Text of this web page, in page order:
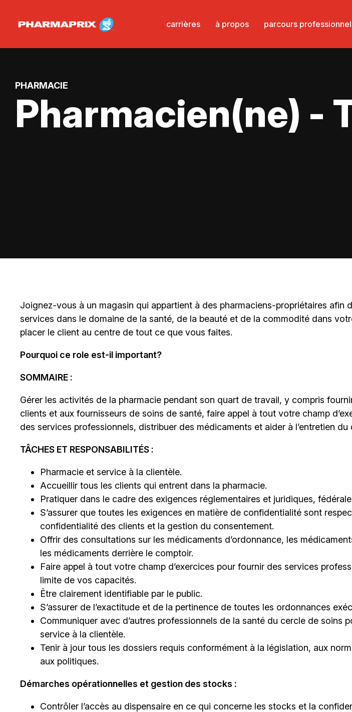
carrières à propos parcours
PHARMACIE
Pharmacien(ne) -
Joignez-vous à un magasin qui appartient à des pharmaciens-propriétaires afin
services dans le domaine de la santé, de la beauté et de la commodité dans
placer le client au centre de tout ce que vous faites.
Pourquoi ce role est-il important?
SOMMAIRE :
Gérer les activités de la pharmacie pendant son quart de travail, y compris
clients et aux fournisseurs de soins de santé, faire appel à tout votre champ
des services professionnels, distribuer des médicaments et aider à l’entretien du
TÂCHES ET RESPONSABILITÉS :
Pharmacie et service à la clientèle.
Accueillir tous les clients qui entrent dans la pharmacie.
Pratiquer dans le cadre des exigences réglementaires et juridiques,
S’assurer que toutes les exigences en matière de confidentialité sont
confidentialité des clients et la gestion du consentement.
Offrir des consultations sur les médicaments d’ordonnance, les
les médicaments derrière le comptoir.
Faire appel à tout votre champ d’exercices pour fournir des services
limite de vos capacités.
Être clairement identifiable par le public.
S’assurer de l’exactitude et de la pertinence de toutes les ordonnances
Communiquer avec d’autres professionnels de la santé du cercle de soins
service à la clientèle.
Tenir à jour tous les dossiers requis conformément à la législation, aux
aux politiques.
Démarches opérationnelles et gestion des stocks :
Contrôler l’accès au dispensaire en ce qui concerne les stocks et la